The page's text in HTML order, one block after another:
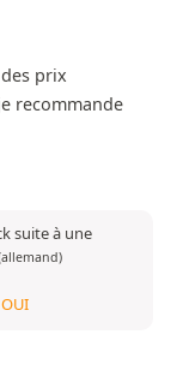
prix
recommande
suite à une
OUI